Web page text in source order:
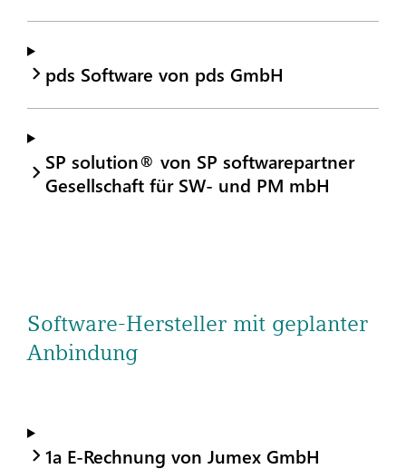
pds Software von pds GmbH
SP solution® von SP softwarepartner
Gesellschaft für SW- und PM mbH
Software-Hersteller mit geplanter
Anbindung
1a E-Rechnung von Jumex GmbH